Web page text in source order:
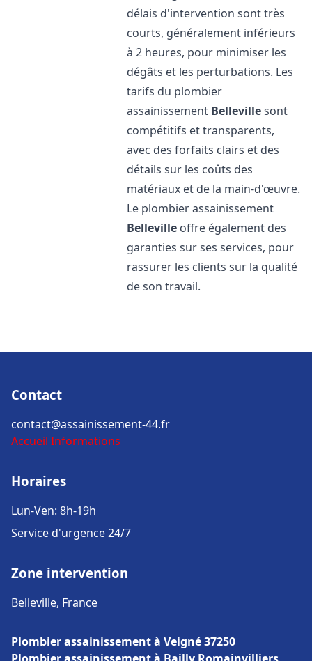
délais d'intervention sont très
courts, généralement inférieurs
à 2 heures, pour minimiser les
dégâts et les perturbations. Les
tarifs du plombier
assainissement Bellevillesont
compétitifs et transparents,
avec des forfaits clairs et des
détails sur les coûts des
matériaux et de la main-d'œuvre.
Le plombier assainissement
Belleville offre également des
garanties sur ses services, pour
rassurer les clients sur la qualité
de son travail.
Contact
contact@assainissement-44.fr
Accueil Informations
Horaires
Lun-Ven: 8h-19h
Service d'urgence 24/7
Zone intervention
Belleville, France
Plombier assainissement à Veigné 37250